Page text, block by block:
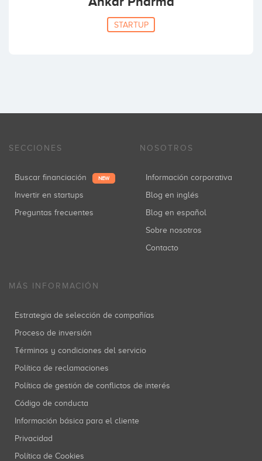
STARTUP
SECCIONES
Buscar financiación NEW
Invertir en startups
Preguntas frecuentes
NOSOTROS
Información corporativa
Blog en inglés
Blog en español
Sobre nosotros
Contacto
MÁS INFORMACIÓN
Estrategia de selección de compañías
Proceso de inversión
Términos y condiciones del servicio
Política de reclamaciones
Política de gestión de conflictos de interés
Código de conducta
Información básica para el cliente
Privacidad
Política de Cookies